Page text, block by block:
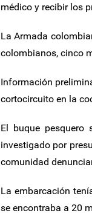
médico y recibir los
La Armada
colombianos, cinco
Información
cortocircuito en la
El buque pesquero
investigado por
comunidad
La embarcación
se encontraba a 20